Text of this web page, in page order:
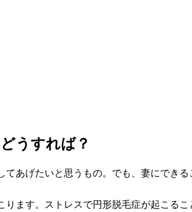
うすれば？
てあげたいと思うもの。でも、妻にで
ります。ストレスで円形脱毛症が起こ